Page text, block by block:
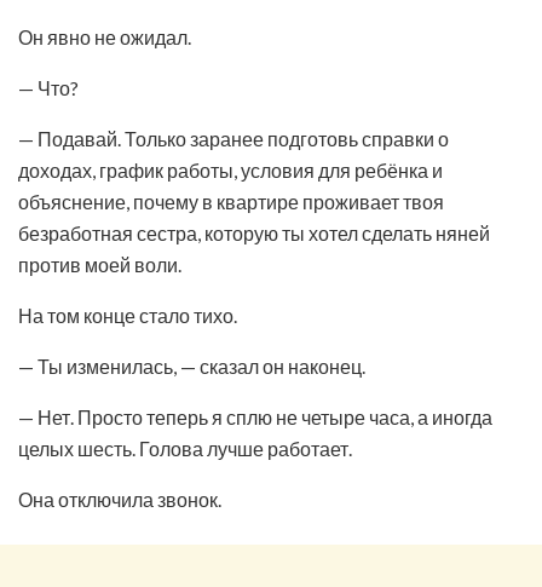
Он явно не ожидал.
— Что?
— Подавай. Только заранее подготовь справки о
доходах, график работы, условия для ребёнка и
объяснение, почему в квартире проживает твоя
безработная сестра, которую ты хотел сделать няней
против моей воли.
На том конце стало тихо.
— Ты изменилась, — сказал он наконец.
— Нет. Просто теперь я сплю не четыре часа, а иногда
целых шесть. Голова лучше работает.
Она отключила звонок.